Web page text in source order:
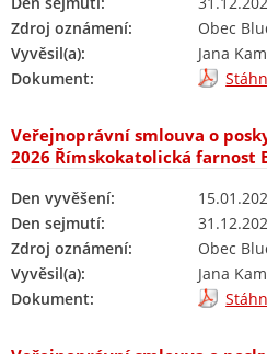
Zdroj oznámení:
Obec
Vyvěsil(a):
Jana
Dokument:
Veřejnoprávní smlouva o
2026 Římskokatolická farnost
Den vyvěšení:
Den sejmutí:
Zdroj oznámení:
Obec
Vyvěsil(a):
Jana
Dokument: